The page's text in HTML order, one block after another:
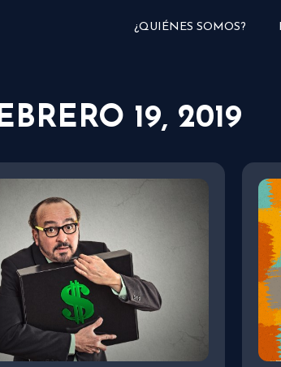
¿QUIÉNES SOMOS?
19, 2019